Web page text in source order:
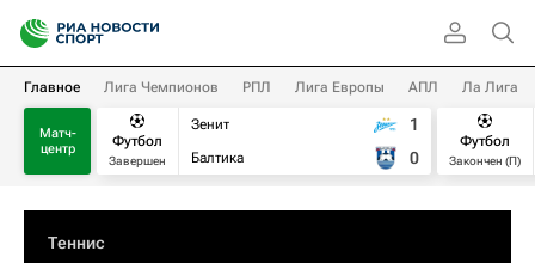
Главное Лига Чемпионов РПЛ Лига Европы АПЛ Ла Лига
Матч-
центр
Футбол
Завершен
Зенит
Балтика
1
0
Футбол
Закончен (П)
Теннис